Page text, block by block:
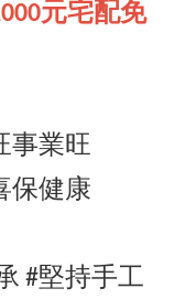
元宅配免
事業旺
保健康
#堅持手工